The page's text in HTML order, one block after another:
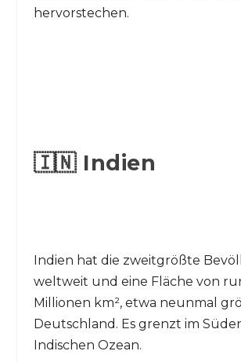
hervorstechen.
🇮🇳 Indien
Indien hat die zweitgrößte
weltweit und eine Fläche von
Millionen km², etwa neunmal
Deutschland. Es grenzt im
Indischen Ozean.